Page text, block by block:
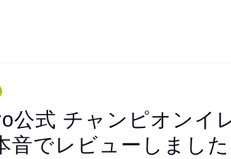
公式 チャンピオンイ
音でレビューしました